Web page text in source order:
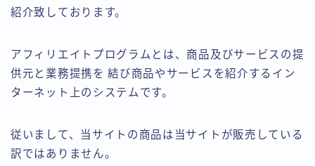
紹介致しております。
アフィリエイトプログラムとは、商品及びサービスの提
供元と業務提携を 結び商品やサービスを紹介するイン
ターネット上のシステムです。
従いまして、当サイトの商品は当サイトが販売している
訳ではありません。